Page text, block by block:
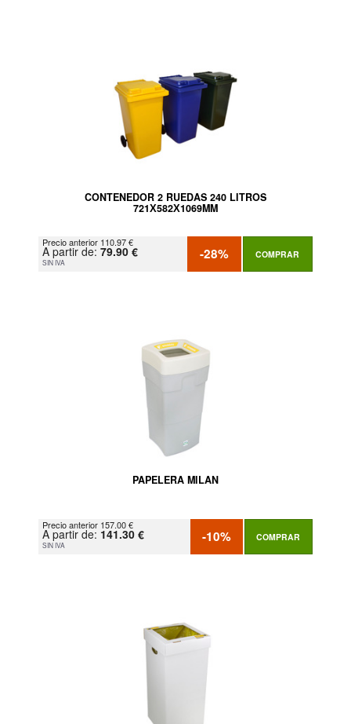
CONTENEDOR 2 RUEDAS 240 LITROS
721Х582Х1069MM
Precio anterior 110.97 €
A partir de: 79.90 €
SIN IVA -28% COMPRAR
PAPELERA MILAN
Precio anterior 157.00 €
A partir de: 141.30 €
SIN IVA -10% COMPRAR